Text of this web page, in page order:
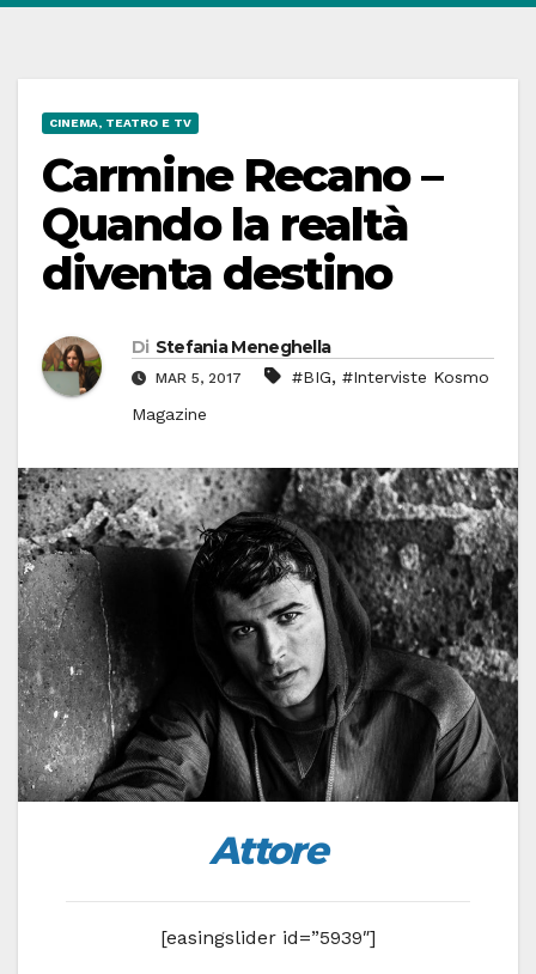
CINEMA, TEATRO E TV
Carmine Recano –
Quando la realtà
diventa destino
Di Stefania Meneghella
MAR 5, 2017 #BIG, #Interviste Kosmo
Magazine
Attore
[easingslider id=”5939″]